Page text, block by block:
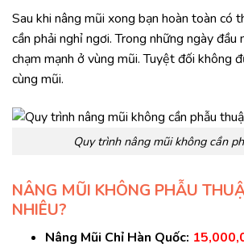
Sau khi nâng mũi xong bạn hoàn toàn có
cần phải nghỉ ngơi. Trong những ngày đầu
chạm mạnh ở vùng mũi. Tuyệt đối không
cùng mũi.
Quy trình nâng mũi không cần
NÂNG MŨI KHÔNG PHẪU
NHIÊU?
Nâng Mũi Chỉ Hàn Quốc: